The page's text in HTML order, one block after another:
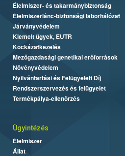
Élelmiszer- és takarmánybiztonság
Élelmiszerlánc-biztonsági laborhálózat
Járványvédelem
Kiemelt ügyek, EUTR
Kockázatkezelés
Mezőgazdasági genetikai erőforrások
Növényvédelem
Nyilvántartási és Felügyeleti Díj
Rendszerszervezés és felügyelet
Termékpálya-ellenőrzés
Ügyintézés
Élelmiszer
Állat